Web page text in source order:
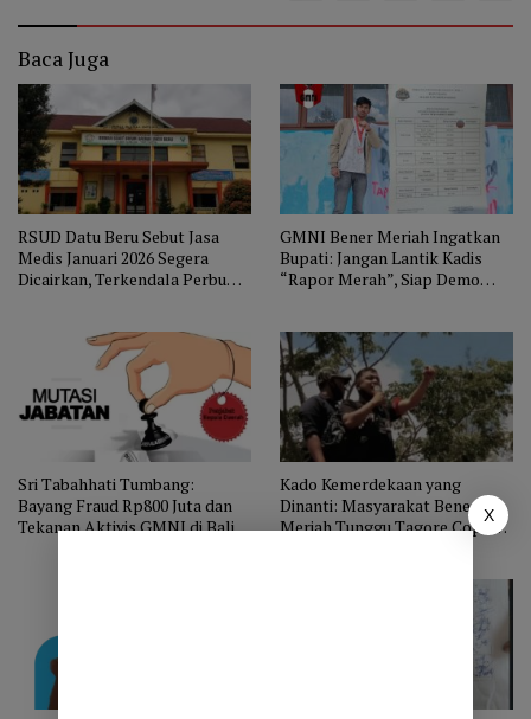
13
Baca Juga
RSUD Datu Beru Sebut Jasa
Medis Januari 2026 Segera
Dicairkan, Terkendala Perbup
GMNI Bener Meriah Ingatkan
Bupati: Jangan Lantik Kadis
“Rapor Merah”, Siap Demo
Sri Tabahhati Tumbang:
Bayang Fraud Rp800 Juta dan
Tekanan Aktivis GMNI di Balik
Kado Kemerdekaan yang
Dinanti: Masyarakat Bener
Meriah Tunggu Tagore Copot
X